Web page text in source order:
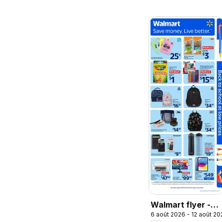
Walmart flyer -
Back to school at
6 août 2026 - 12 août